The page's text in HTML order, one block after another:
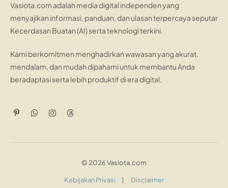
Vasiota.com adalah media digital independen yang
menyajikan informasi, panduan, dan ulasan terpercaya seputar
Kecerdasan Buatan (AI) serta teknologi terkini.
Kami berkomitmen menghadirkan wawasan yang akurat,
mendalam, dan mudah dipahami untuk membantu Anda
beradaptasi serta lebih produktif di era digital.
PinterestWhatsApp
InstagramThreads
© 2026 Vasiota.com
Kebijakan Privasi Disclaimer